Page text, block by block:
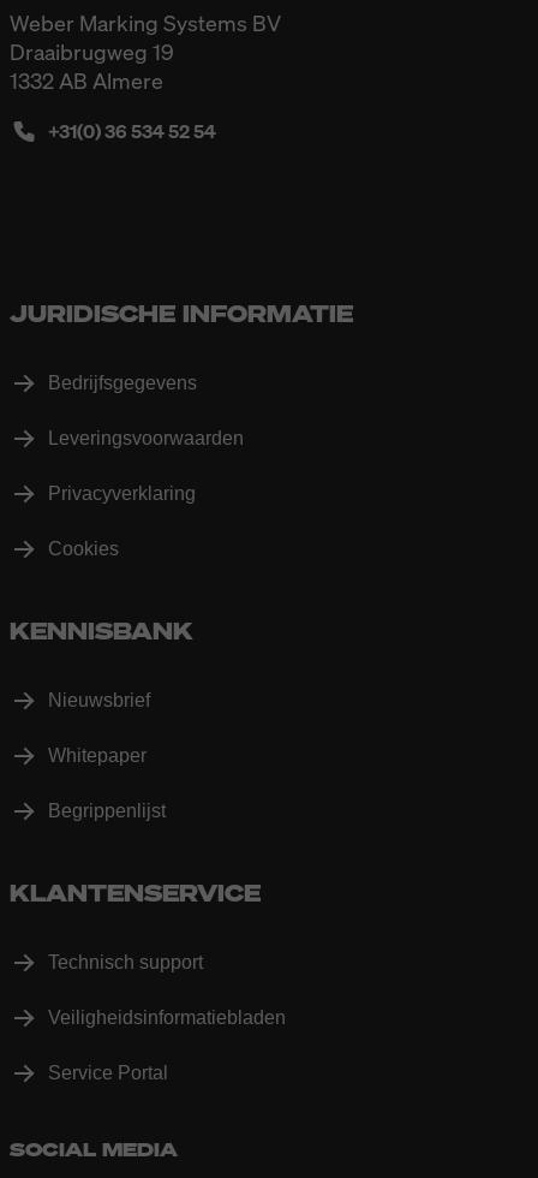
Weber Marking Systems BV
Draaibrugweg 19
1332 AB Almere
+31(0) 36 534 52 54
JURIDISCHE INFORMATIE
Bedrijfsgegevens
Leveringsvoorwaarden
Privacyverklaring
Cookies
KENNISBANK
Nieuwsbrief
Whitepaper
Begrippenlijst
KLANTENSERVICE
Technisch support
Veiligheidsinformatiebladen
Service Portal
SOCIAL MEDIA